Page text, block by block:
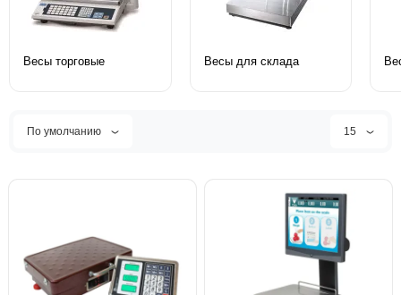
Весы торговые Весы для склада
По умолчанию 15